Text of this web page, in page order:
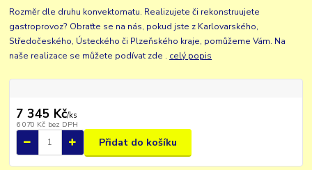
Rozměr dle druhu konvektomatu. Realizujete či rekonstruujete
gastroprovoz? Obraťte se na nás, pokud jste z Karlovarského,
Středočeského, Ústeckého či Plzeňského kraje, pomůžeme Vám. Na
naše realizace se můžete podívat zde . celý popis
7 345 Kč/ks
6 070 Kč bez DPH
Přidat do košíku